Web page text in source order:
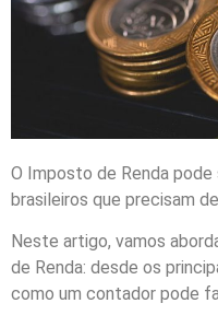
O Imposto de Renda
brasileiros que precisam
Neste artigo, vamos
de Renda: desde os
como um contador pode